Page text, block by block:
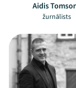
Aidis
žurnālists